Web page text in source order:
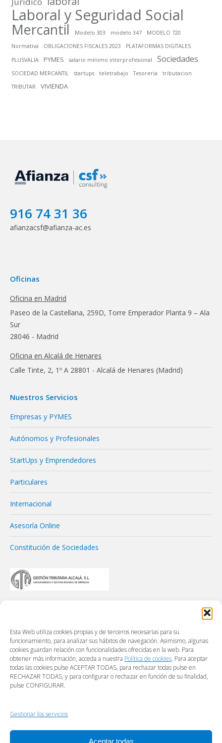
Esta Web utiliza cookies propias y de terceros necesarias para su
funcionamiento, para analizar sus hábitos de navegación. Asimismo, algunas
cookies guardan relación con funcionalidades ofrecidas en la web. Para
obtener más información, acceda a nuestra Política de cookies. Para aceptar
todas las cookies pulse ACEPTAR TODAS, para rechazar todas pulse en
RECHAZAR TODAS, y para configurar o rechazar en función de su finalidad,
pulse CONFIGURAR.
Gestionar los servicios
Aceptar todas
Laboral y Seguridad Social
Mercantil Modelo 303 modelo 347
MODELO 720
Normativa
OBLIGACIONES FISCALES 2023
PLATAFORMAS DIGITALES
PLUSVALIA
PYMES salario mínimo interprofesional Sociedades
SOCIEDAD MERCANTIL startups teletrabajo Tesoreria
tributacion
TRIBUTAR
VIVIENDA
916 74 31 36
afianzacsf@afianza-ac.es
Oficinas
Oficina en Madrid
Paseo de la Castellana, 259D, Torre Emperador Planta 9 – Ala
Sur
28046 - Madrid
Oficina en Alcalá de Henares
Calle Tinte, 2, 1º A 28801 - Alcalá de Henares (Madrid)
Nuestros Servicios
Empresas y PYMES
Autónomos y Profesionales
StartUps y Emprendedores
Particulares
Internacional
Asesoría Online
Constitución de Sociedades